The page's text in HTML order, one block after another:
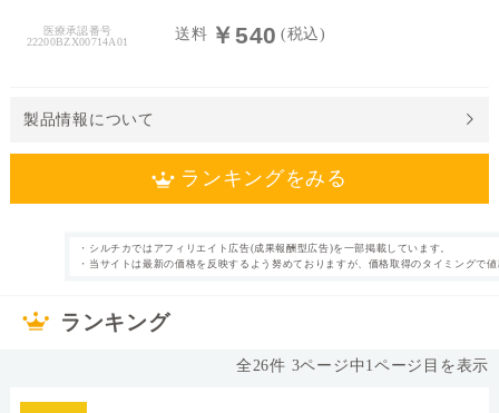
医療承認番号
22200BZX00714A01
製品情報について
送料 ￥540 (税込)
ランキングをみる
2週間使い捨て タイプ 遠近両用
表裏表示 なし
直径 14.0mm
・シルチカではアフィリエイト広告(成果報酬型広告)を一部掲載しています。
・当サイトは最新の価格を反映するよう努めておりますが、価格取得のタイミングで
ランキング
全26件 3ページ中1ページ目を表示
せ